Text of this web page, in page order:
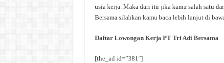
usia kerja. Maka dari itu jika kamu salah satu
Bersama silahkan kamu baca lebih lanjut di
Daftar Lowongan Kerja PT Tri Adi Bersama
[the_ad id=”381″]